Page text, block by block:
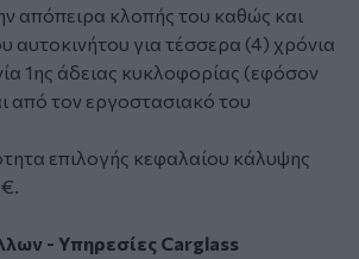
απόπειρα κλοπής του καθώς και
αυτοκινήτου για τέσσερα (4) χρόνια
1ης άδειας κυκλοφορίας (εφόσον
από τον εργοστασιακό του
επιλογής κεφαλαίου κάλυψης
- Υπηρεσίες Carglass